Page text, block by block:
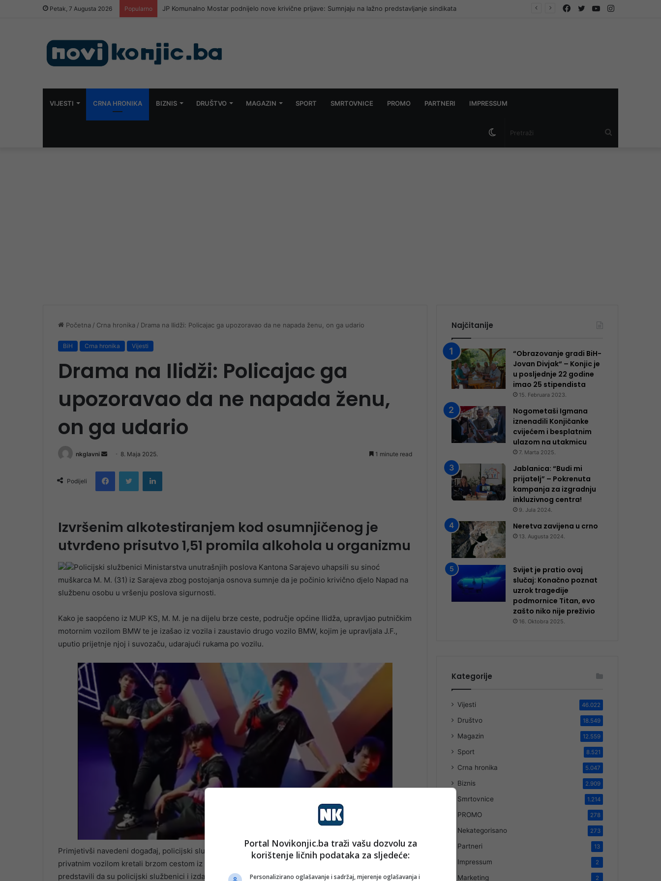
Petak, 7 Augusta 2026 Popularno JP Komunalno Mostar podnijelo nove krivične prijave: Sumnjaju na lažno predstavljanje sindikata Instagram
YouTube
Twitter
Facebook
VIJESTI CRNA HRONIKA BIZNIS DRUŠTVO MAGAZIN SPORT SMRTOVNICE PROMO PARTNERI IMPRESSUM
Switch
Početna / Crna hronika / Drama na Ilidži: Policajac ga upozoravao da ne napada ženu, on ga udario
BiH Crna hronika Vijesti
Drama na Ilidži: Policajac ga
upozoravao da ne napada ženu,
on ga udario
nkglavni
Send
email
8. Maja 2025. 1 minute read
Podijeli
FacebookTwitter LinkedIn
Izvršenim alkotestiranjem kod osumnjičenog je
utvrđeno prisutvo 1,51 promila alkohola u organizmu
Policijski službenici Ministarstva unutrašnjih poslova Kantona Sarajevo uhapsili su sinoć
muškarca M. M. (31) iz Sarajeva zbog postojanja osnova sumnje da je počinio krivično djelo Napad na
službenu osobu u vršenju poslova sigurnosti.
Kako je saopćeno iz MUP KS, M. M. je na dijelu brze ceste, područje općine Ilidža, upravljao putničkim
motornim vozilom BMW te je izašao iz vozila i zaustavio drugo vozilo BMW, kojim je upravljala J.F.,
uputio prijetnje njoj i suvozaču, udarajući rukama po vozilu.
Primjetivši navedeni događaj, policijski službenici PU Hadžići, koji su se nakon završene smjene,
privatnim vozilom kretali brzom cestom iz pravca Hadžića prema Ilidži, zaustavili i izašli iz vozila, te se
predstavili da su policijski službenici i izdali jasnu naredbu muškarcu da prestane s nasilnim
Najčitanije
“Obrazovanje gradi BiH-
Jovan Divjak“ – Konjic je
u posljednje 22 godine
imao 25 ​​stipendista
15. Februara 2023.
Nogometaši Igmana
iznenadili Konjičanke
cvijećem i besplatnim
ulazom na utakmicu
7. Marta 2025.
Jablanica: “Budi mi
prijatelj” – Pokrenuta
kampanja za izgradnju
inkluzivnog centra!
9. Jula 2024.
Neretva zavijena u crno
13. Augusta 2024.
Svijet je pratio ovaj
slučaj: Konačno poznat
uzrok tragedije
podmornice Titan, evo
zašto niko nije preživio
16. Oktobra 2025.
Kategorije
Vijesti 46.022
Društvo 18.549
Magazin 12.559
Sport 8.521
Crna hronika 5.047
Biznis 2.909
Smrtovnice 1.214
PROMO 278
Nekategorisano 273
Partneri 13
Impressum 2
Marketing 2
Portal Novikonjic.ba traži vašu dozvolu za
korištenje ličnih podataka za sljedeće:
Personalizirano oglašavanje i sadržaj, mjerenje oglašavanja i